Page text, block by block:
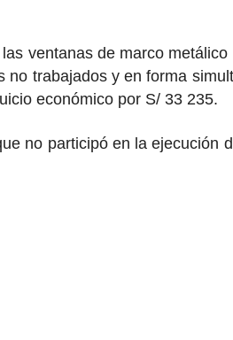
ventanas de marco
trabajados y en forma
económico por S/ 33 235.
no participó en la ejecución